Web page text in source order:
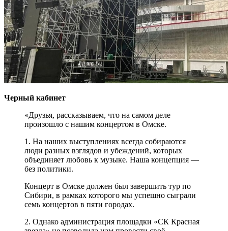
Черный кабинет
«Друзья, рассказываем, что на самом деле
произошло с нашим концертом в Омске.
1. На наших выступлениях всегда собираются
люди разных взглядов и убеждений, которых
объединяет любовь к музыке. Наша концепция —
без политики.
Концерт в Омске должен был завершить тур по
Сибири, в рамках которого мы успешно сыграли
семь концертов в пяти городах.
2. Однако администрация площадки «СК Красная